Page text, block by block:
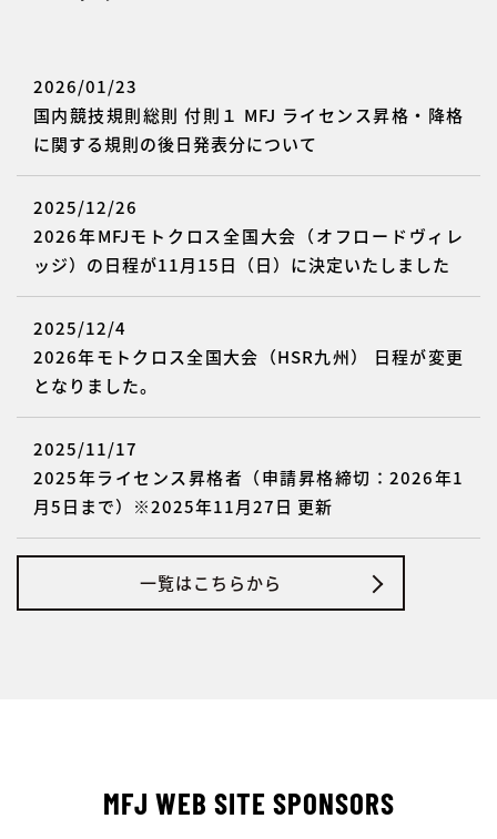
2026/01/23
国内競技規則総則 付則１ MFJ ライセンス昇格・降格
に関する規則の後日発表分について
2025/12/26
2026年MFJモトクロス全国大会（オフロードヴィレ
ッジ）の日程が11月15日（日）に決定いたしました
2025/12/4
2026年モトクロス全国大会（HSR九州） 日程が変更
となりました。
2025/11/17
2025年ライセンス昇格者（申請昇格締切：2026年1
月5日まで）※2025年11月27日 更新
一覧はこちらから
MFJ WEB SITE SPONSORS